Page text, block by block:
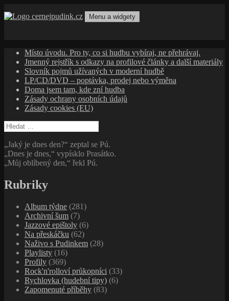
k
Menu a widgety
Místo úvodu. Pro ty, co si hudbu vybíraj, ne přehrávaj.
Jmenný rejstřík s odkazy na profilové články a další materiály
Slovník pojmů užívaných v moderní hudbě
LP/CD/DVD – poptávka, prodej nebo výměna
Doma jsem tam, kde zní hudba
Zásady ochrany osobních údajů
Zásady cookies (EU)
Vyhledávání
„Jaký je dnes den?“ zeptal se Pú.
„Dnes je dnes,“ vypísklo Prasátko.
„Můj oblíbený den,“ řekl Pú.
Rubriky
Album týdne (281)
Archivní šum (7)
Jazzové epištoly (6)
Na přeskáčku (62)
Naživo s Pudinkem (28)
Playlisty (16)
Profily (369)
Rock'n'rolloví průkopníci (33)
Rychlovka (hudební tipy) (6)
Zapomenuté příběhy (83)